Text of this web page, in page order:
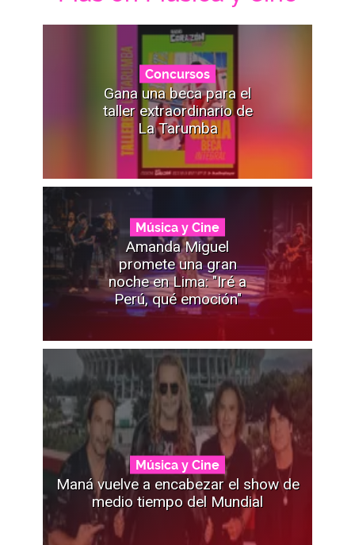
Concursos
Gana una beca para el
taller extraordinario de
La Tarumba
Música y Cine
Amanda Miguel
promete una gran
noche en Lima: "Iré a
Perú, qué emoción"
Música y Cine
Maná vuelve a encabezar el show de
medio tiempo del Mundial